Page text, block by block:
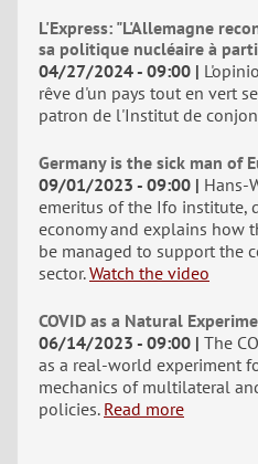
L'Express: "L'Allemagne
sa politique nucléaire à
04/27/2024 - 09:00
rêve d'un pays tout en vert
patron de l'Institut de
Germany is the sick man of
09/01/2023 - 09:00
Hans-
emeritus of the Ifo institute,
economy and explains how
be managed to support the
sector. Watch the video
COVID as a Natural
06/14/2023 - 09:00 The
as a real-world experiment
mechanics of multilateral
policies. Read more